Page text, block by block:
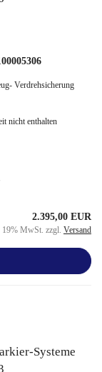
Verdrehsicherung
nicht enthalten
2.395,00 EUR
19% MwSt. zzgl. Versand